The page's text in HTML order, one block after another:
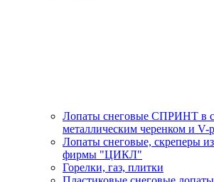
Лопаты снеговые СПРИНТ в
металлическим черенком и V-
Лопаты снеговые, скреперы
фирмы "ЦИКЛ"
Горелки, газ, плитки